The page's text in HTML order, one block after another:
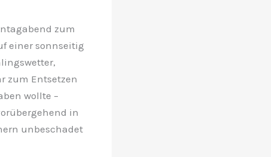
zum
einer sonnseitig
zum Entsetzen
wollte –
in
unbeschadet